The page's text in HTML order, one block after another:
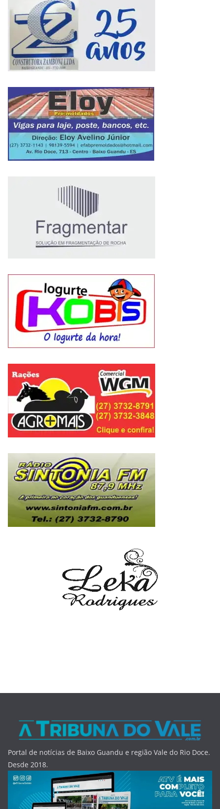
Portal de notícias de Baixo Guandu e região Vale do Rio Doce.
Desde 2018.